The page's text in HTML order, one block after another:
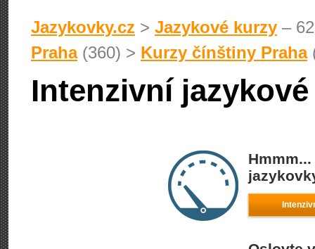
Jazykovky.cz > Jazykové kurzy –
Praha(360) > Kurzy čínštiny Praha
Intenzivní